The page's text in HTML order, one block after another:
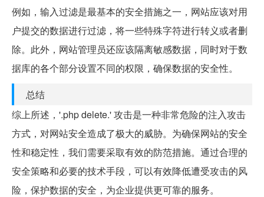
例如，输入过滤是最基本的安全措施之一，网站应该对用
户提交的数据进行过滤，将一些特殊字符进行转义或者删
除。此外，网站管理员还应该隔离敏感数据，同时对于数
据库的各个部分设置不同的权限，确保数据的安全性。
总结
综上所述，'.php delete.' 攻击是一种非常危险的注入攻击
方式，对网站安全造成了极大的威胁。为确保网站的安全
性和稳定性，我们需要采取有效的防范措施。通过合理的
安全策略和必要的技术手段，可以有效降低遭受攻击的风
险，保护数据的安全，为企业提供更可靠的服务。